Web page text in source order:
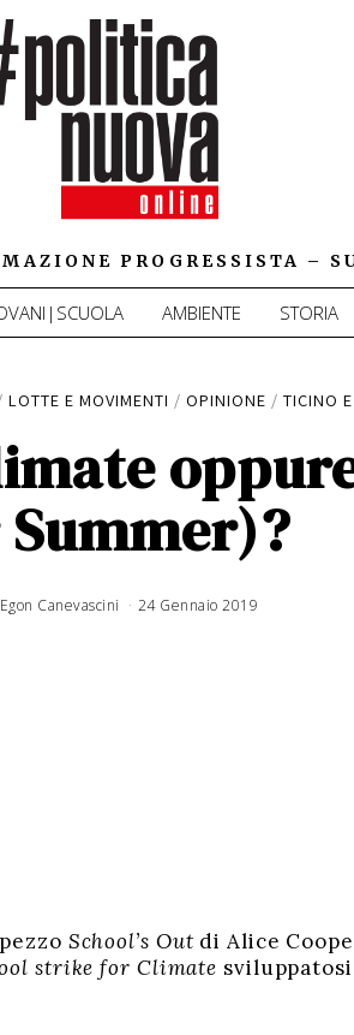
PROGRESSISTA –
AMBIENTE STORIA
LOTTE E MOVIMENTI / OPINIONE / TICINO
oppure
Egon Canevascini 24 Gennaio 2019
School’s Out di Alice
strike for Climate